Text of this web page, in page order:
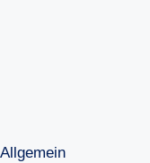
Allgemein